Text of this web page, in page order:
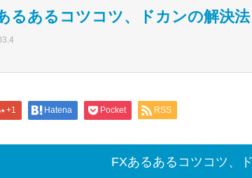
るあるコツコツ、ドカンの解決法
+1 Hatena Pocket RSS
FXあるあるコツコツ、